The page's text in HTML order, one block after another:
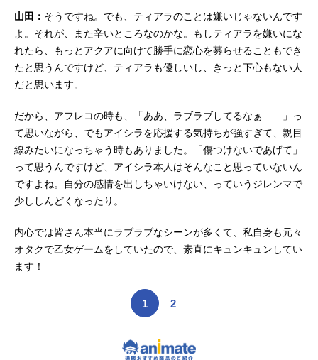
山田： そうですね。でも、ティアラのことは嫌いじゃないんです
よ。それが、また辛いところなのかな。もしティアラを嫌いにな
れたら、もっとアクアに向けて勝手に恋心を募らせることもでき
たと思うんですけど、ティアラも優しいし、きっと下心もない人
だと思います。
だから、アフレコの時も、「ああ、ラブラブしてるなぁ……」っ
て思いながら、でもアイシラを応援する気持ちが強すぎて、親目
線みたいになっちゃう時もありました。「傷つけないであげて」
って思うんですけど、アイシラ本人はそんなこと思っていないん
ですよね。自分の感情を出しちゃいけない、っていうジレンマで
少ししんどくなったり。
内心では皆さん本当にラブラブなシーンが多くて、私自身も元々
オタクで乙女ゲームをしていたので、素直にキュンキュンしてい
ます！
1 2